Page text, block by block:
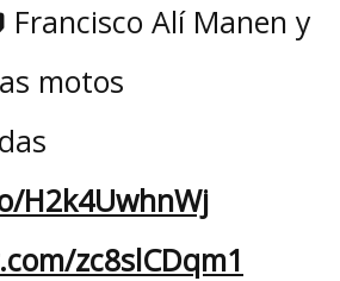
Francisco Alí Manen y
motos
H2k4UwhnWj
zc8slCDqm1
BLOG
SPANISH